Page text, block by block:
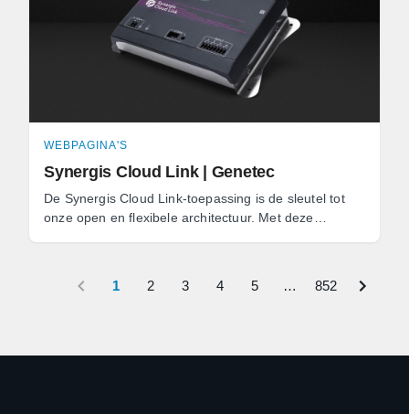
WEBPAGINA'S
Synergis Cloud Link | Genetec
De Synergis Cloud Link-toepassing is de sleutel tot
onze open en flexibele architectuur. Met deze
1 2 3 4 5 … 852